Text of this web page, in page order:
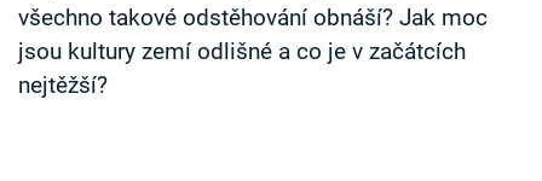
Sledujte nás
všechno takové odstěhování obnáší? Jak moc
jsou kultury zemí odlišné a co je v začátcích
nejtěžší?